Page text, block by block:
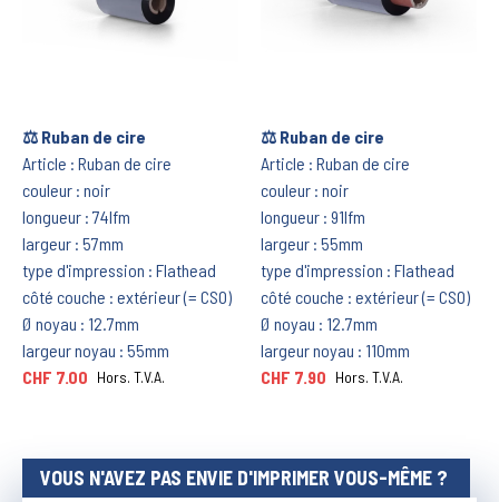
⚖️ Ruban de cire
Article : Ruban de cire
couleur : noir
longueur : 74lfm
largeur : 57mm
type d'impression : Flathead
côté couche : extérieur (= CSO)
Ø noyau : 12.7mm
largeur noyau : 55mm
CHF 7.00 Hors. T.V.A.
⚖️ Ruban de cire
Article : Ruban de cire
couleur : noir
longueur : 91lfm
largeur : 55mm
type d'impression : Flathead
côté couche : extérieur (= CSO)
Ø noyau : 12.7mm
largeur noyau : 110mm
CHF 7.90 Hors. T.V.A.
VOUS N'AVEZ PAS ENVIE D'IMPRIMER VOUS-MÊME ?